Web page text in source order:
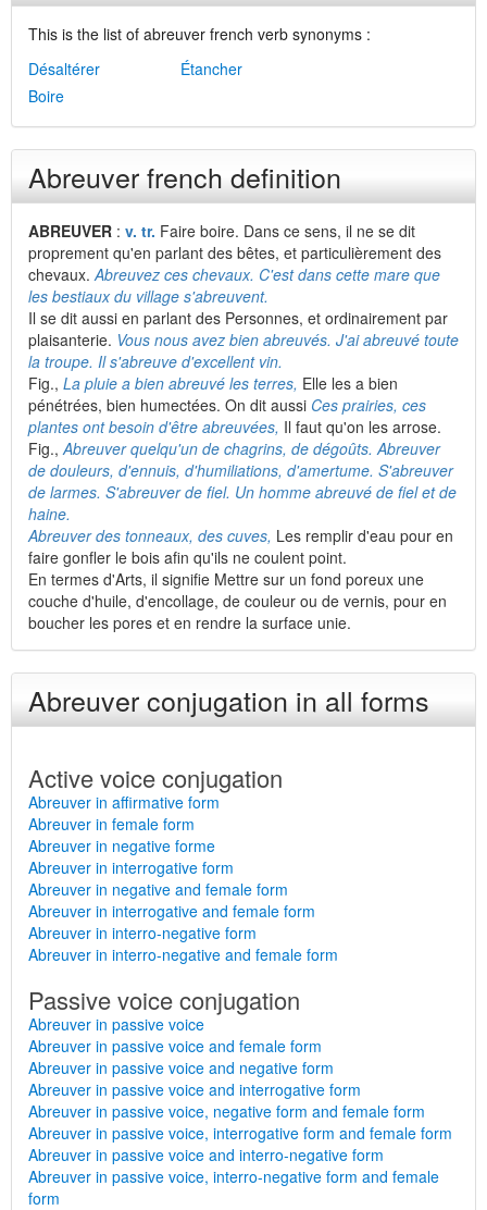
This is the list of abreuver french verb synonyms :
Désaltérer
Étancher
Boire
Abreuver french definition
ABREUVER : v. tr. Faire boire. Dans ce sens, il ne se dit
proprement qu'en parlant des bêtes, et particulièrement des
chevaux.Abreuvez ces chevaux. C'est dans cette mare que
les bestiaux du village s'abreuvent.
Il se dit aussi en parlant des Personnes, et ordinairement par
plaisanterie. Vous nous avez bien abreuvés. J'ai abreuvé toute
la troupe. Il s'abreuve d'excellent vin.
Fig., La pluie a bien abreuvé les terres, Elle les a bien
pénétrées, bien humectées. On dit aussi Ces prairies, ces
plantes ont besoin d'être abreuvées, Il faut qu'on les arrose.
Fig.,Abreuver quelqu'un de chagrins, de dégoûts. Abreuver
de douleurs, d'ennuis, d'humiliations, d'amertume. S'abreuver
de larmes. S'abreuver de fiel. Un homme abreuvé de fiel et de
haine.
Abreuver des tonneaux, des cuves, Les remplir d'eau pour en
faire gonfler le bois afin qu'ils ne coulent point.
En termes d'Arts, il signifie Mettre sur un fond poreux une
couche d'huile, d'encollage, de couleur ou de vernis, pour en
boucher les pores et en rendre la surface unie.
Abreuver conjugation in all forms
Active voice conjugation
Abreuver in affirmative form
Abreuver in female form
Abreuver in negative forme
Abreuver in interrogative form
Abreuver in negative and female form
Abreuver in interrogative and female form
Abreuver in interro-negative form
Abreuver in interro-negative and female form
Passive voice conjugation
Abreuver in passive voice
Abreuver in passive voice and female form
Abreuver in passive voice and negative form
Abreuver in passive voice and interrogative form
Abreuver in passive voice, negative form and female form
Abreuver in passive voice, interrogative form and female form
Abreuver in passive voice and interro-negative form
Abreuver in passive voice, interro-negative form and female
form